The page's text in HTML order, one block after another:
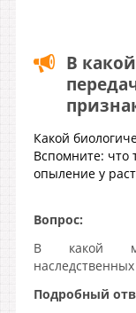
В
Какой
Вспомните: что
опыление у
Вопрос:
В какой
Подробный